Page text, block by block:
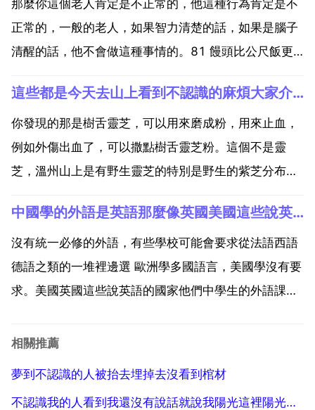
那麼你這個老人肯定是不正常的，他這種行為肯定是不
正常的，一般的老人，如果智力清楚的話，如果是腦子
清醒的話，他不會做這種事情的。81 饅頭比公尺飯更
飯菜不宜 趁熱吃 85 多吃黑色食物可補腎 86 多吃玉公
尺好處多 87 不宜吃開口的糖炒板...
這些都是今天去山上看到不認識的麻煩大家介紹下。特別是像靈芝一
你發現的那是樹舌靈芝，可以用來磨成粉，用來止血，
例如外傷出血了，可以撒點樹舌靈芝粉。這個不是靈
芝，溫州山上是有野生靈芝的特別是野生的紫芝分布還
蒼南等地採野生紫芝。靈芝，今天在山上看到的，大家
看看是什麼蘑菇之類的？不認識，感覺是不是靈芝啊？
看 是靈芝...
中國學的外語是英語那麼像英國美國這些說英文的國家的外語學什
沒有統一必修的外語，有些學校可能會要求從法語西語
德語之類的一堆裡邊選 歐洲學多國語言，美國學沒有要
求。美國英國這些說英語的國家他們中學生的外語課教
很多人，尤其是英語國家的學生，是沒有第二語言的 但
相關推薦
夢到不認識的人被抬去埋掉去沒看到棺材
不認識我的人看到我還沒有說話就說我陽光這裡陽光指什麼看也